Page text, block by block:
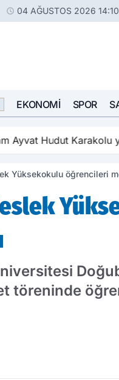
04 AĞUSTOS 2026 14:10
EKONOMI SPOR
Ayvat Hudut Karakolu
Yüksekokulu öğrencileri
töreninde